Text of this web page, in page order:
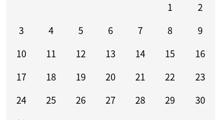
1
2
3
4 5 6 7 8
9
10
11 12 13 14 15
16
17
18 19 20 21 22
23
24
25 26 27 28 29
30